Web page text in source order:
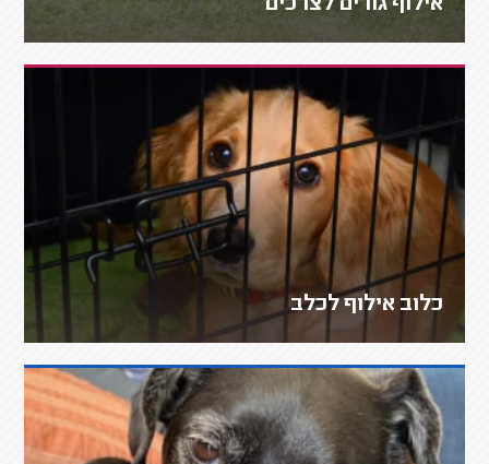
אילוף גורים לצרכים
כלוב אילוף לכלב